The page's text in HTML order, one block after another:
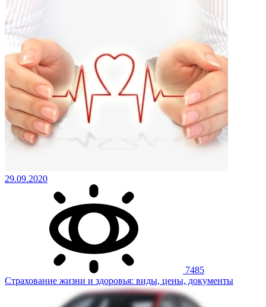
29.09.2020
7485
Страхование жизни и здоровья: виды, цены, документы